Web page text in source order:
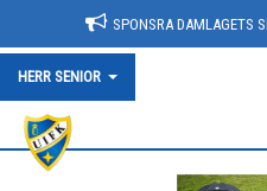
SPONSRA DAMLAGETS
HERR SENIOR
NYHETER